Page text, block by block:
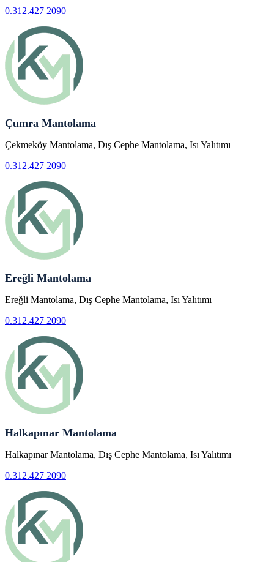
0.312.427 2090
Çumra Mantolama
Çekmeköy Mantolama, Dış Cephe Mantolama, Isı Yalıtımı
0.312.427 2090
Ereğli Mantolama
Ereğli Mantolama, Dış Cephe Mantolama, Isı Yalıtımı
0.312.427 2090
Halkapınar Mantolama
Halkapınar Mantolama, Dış Cephe Mantolama, Isı Yalıtımı
0.312.427 2090